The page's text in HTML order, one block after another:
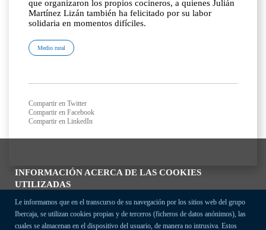
INFORMACIÓN ACERCA DE LAS COOKIES
UTILIZADAS
Le informamos que en el transcurso de su navegación por los sitios web del grupo
Ibercaja, se utilizan cookies propias y de terceros (ficheros de datos anónimos), las
cuales se almacenan en el dispositivo del usuario, de manera no intrusiva. Estos
que organizaron los propios cocineros, a quienes Julián
Martínez Lizán también ha felicitado por su labor
solidaria en momentos difíciles.
Medio rural
Compartir en Twitter
Compartir en Facebook
Compartir en LinkedIn